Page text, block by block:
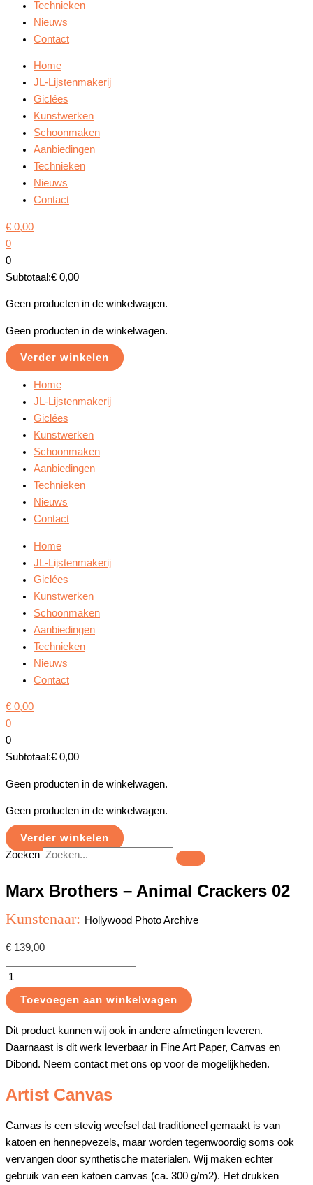
Technieken
Nieuws
Contact
Home
JL-Lijstenmakerij
Giclées
Kunstwerken
Schoonmaken
Aanbiedingen
Technieken
Nieuws
Contact
€ 0,00
0
0
Subtotaal:€ 0,00
Geen producten in de winkelwagen.
Geen producten in de winkelwagen.
Verder winkelen
Home
JL-Lijstenmakerij
Giclées
Kunstwerken
Schoonmaken
Aanbiedingen
Technieken
Nieuws
Contact
Home
JL-Lijstenmakerij
Giclées
Kunstwerken
Schoonmaken
Aanbiedingen
Technieken
Nieuws
Contact
€ 0,00
0
0
Subtotaal:€ 0,00
Geen producten in de winkelwagen.
Geen producten in de winkelwagen.
Verder winkelen
Zoeken
Marx Brothers – Animal Crackers 02
Kunstenaar: Hollywood Photo Archive
€ 139,00
Toevoegen aan winkelwagen
Dit product kunnen wij ook in andere afmetingen leveren.
Daarnaast is dit werk leverbaar in Fine Art Paper, Canvas en
Dibond. Neem contact met ons op voor de mogelijkheden.
Artist Canvas
Canvas is een stevig weefsel dat traditioneel gemaakt is van
katoen en hennepvezels, maar worden tegenwoordig soms ook
vervangen door synthetische materialen. Wij maken echter
gebruik van een katoen canvas (ca. 300 g/m2). Het drukken